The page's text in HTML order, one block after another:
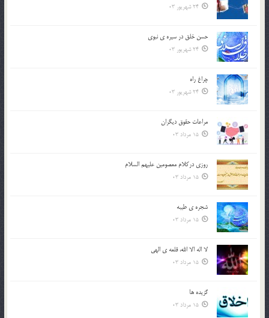
24 شهریور 03
حسن خلق در سيره ي نبوي
24 شهریور 03
چراغ راه
24 شهریور 03
مراعات حقوق ديگران
15 مرداد 03
روزي دركلام معصومين عليهم السلام
15 مرداد 03
شجره ي طيبه
15 مرداد 03
لا اله الا الله، قلعه ي الهي
15 مرداد 03
گزيده ها
15 مرداد 03